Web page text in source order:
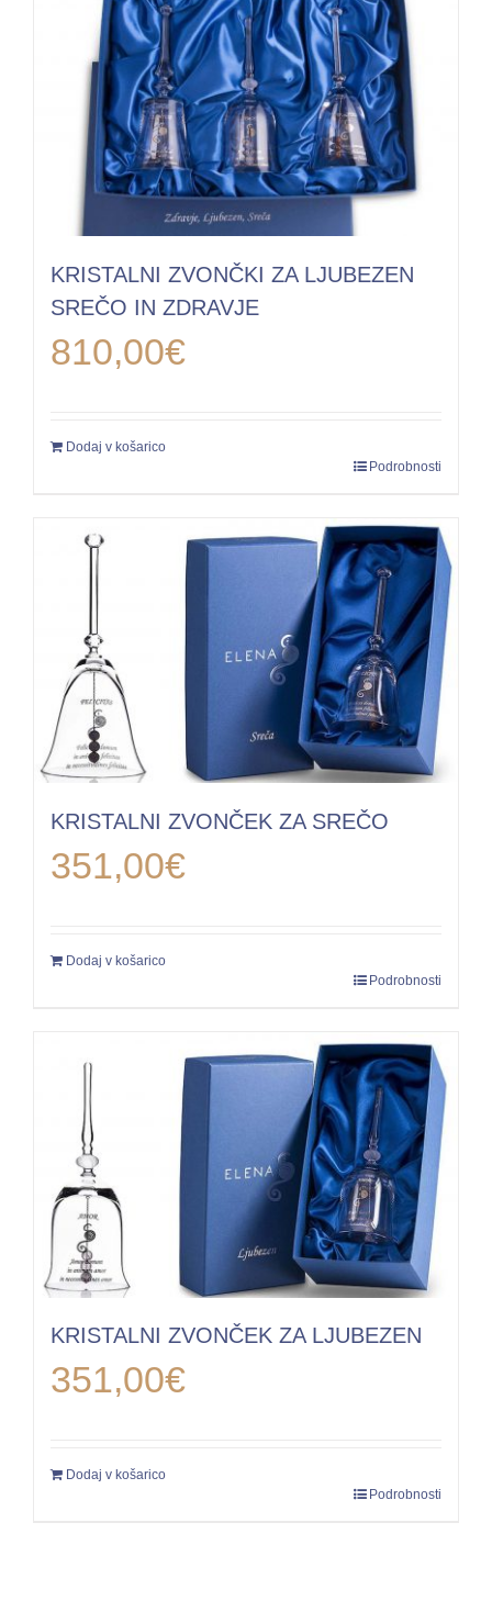
KRISTALNI ZVONČKI ZA LJUBEZEN
SREČO IN ZDRAVJE
810,00€
Dodaj v košarico
Podrobnosti
KRISTALNI ZVONČEK ZA SREČO
351,00€
Dodaj v košarico
Podrobnosti
KRISTALNI ZVONČEK ZA LJUBEZEN
351,00€
Dodaj v košarico
Podrobnosti